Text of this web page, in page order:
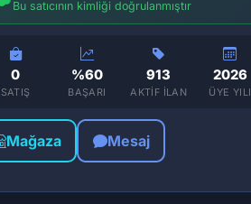
Bu satıcının kimliği doğrulanmıştır
0
SATIŞ
%60
BAŞARI
913
AKTIF İLAN
2026
ÜYE YILI
Mağaza Mesaj